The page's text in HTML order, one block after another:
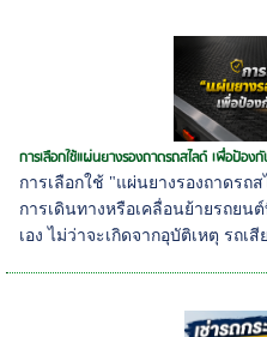
การเลือกใช้แผ่นยางรองถาดรถสไลด์ เพื่อป้อง
การเลือกใช้ "แผ่นยางรองถาดรถ
การเดินทางหรือเคลื่อนย้ายรถยน
เอง ไม่ว่าจะเกิดจากอุบัติเหตุ รถเ